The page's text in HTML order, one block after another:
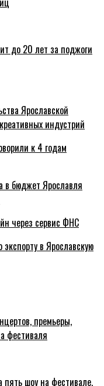
до 20 лет за поджоги
Ярославской
индустрий
к 4 годам
в бюджет Ярославля
через сервис ФНС
в Ярославскую
премьеры,
фестиваля
шоу на фестивале,